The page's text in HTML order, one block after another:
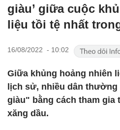
giàu’ giữa cuộc
liệu tồi tệ nhất
16/08/2022 - 10:02
Giữa khủng hoảng nhiên
lịch sử, nhiều dân
giàu" bằng cách tham
xăng dầu.